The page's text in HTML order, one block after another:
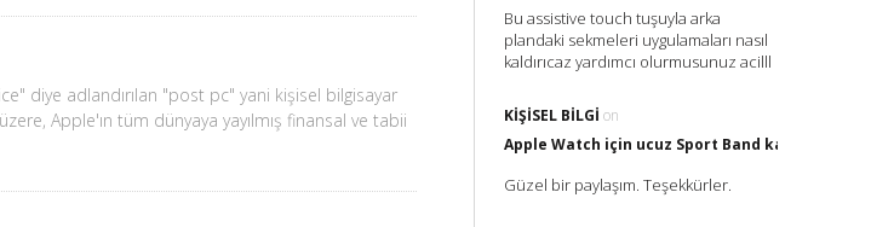
diye adlandırılan "post pc" yani kişisel bilgisayar
Apple'ın tüm dünyaya yayılmış finansal ve tabii
Bu assistive touch tuşuyla arka
plandaki sekmeleri uygulamaları nasıl
kaldırıcaz yardımcı olurmusunuz acilll
KIŞISEL BILGI on
Apple Watch için ucuz Sport Band kayış nereden
Güzel bir paylaşım. Teşekkürler.